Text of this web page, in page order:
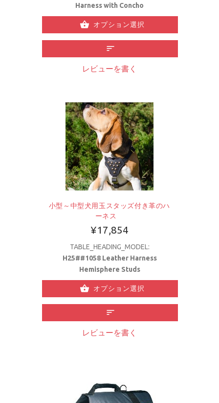
Harness with Concho
オプション選択
レビューを書く
小型～中型犬用玉スタッズ付き革のハ
ーネス
¥17,854
TABLE_HEADING_MODEL:
H25##1058 Leather Harness
Hemisphere Studs
オプション選択
レビューを書く